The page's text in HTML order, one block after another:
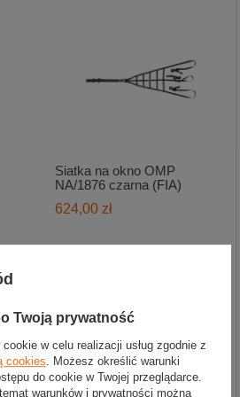
Siatka na okno OMP
NA/1876 czarna (FIA)
624,00 zł
Twoją prywatność
w celu realizacji usług zgodnie z
cookies. Możesz określić warunki
do cookie w Twojej przeglądarce.
warunków i prywatności można